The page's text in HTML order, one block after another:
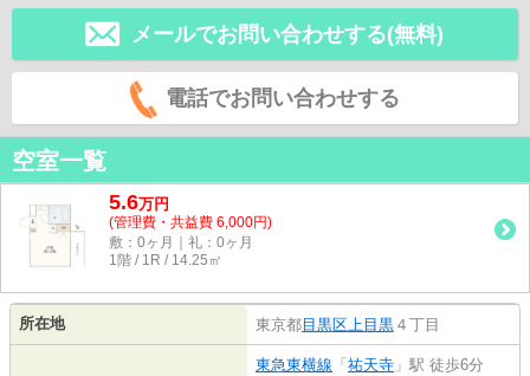
メールでお問い合わせする(無料)
電話でお問い合わせする
空室一覧
5.6万円
(管理費・共益費 6,000円)
敷：0ヶ月｜礼：0ヶ月
1階 / 1R / 14.25㎡
所在地 東京都目黒区上目黒 ４丁目
東急東横線 「 祐天寺 」駅 徒歩6分